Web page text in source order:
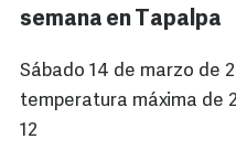
semana en Tapalpa
Sábado 14 de marzo de
temperatura máxima de
12